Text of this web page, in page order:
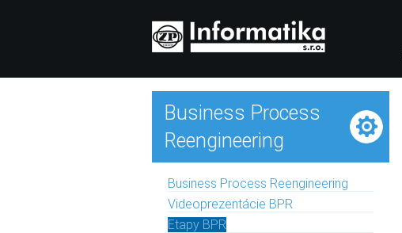
Business Process
Reengineering
Business Process Reengineering
Videoprezentácie BPR
Etapy BPR